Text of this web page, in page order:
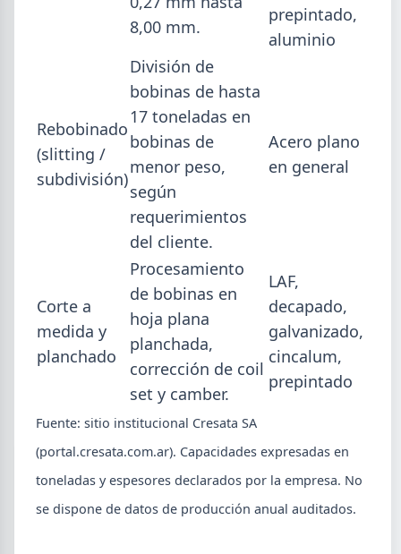
Recibí el reporte semanal más actualizado de novedades
8,00 mm.
prepintado,
aluminio
Rebobinado
(slitting /
subdivisión)
División de
bobinas de hasta
17 toneladas en
bobinas de
menor peso,
según
requerimientos
del cliente.
Acero plano
en general
Corte a
medida y
planchado
Procesamiento
de bobinas en
hoja plana
planchada,
corrección de coil
set y camber.
LAF,
decapado,
galvanizado,
cincalum,
prepintado
Fuente: sitio institucional Cresata SA
(portal.cresata.com.ar). Capacidades expresadas en
toneladas y espesores declarados por la empresa. No
se dispone de datos de producción anual auditados.